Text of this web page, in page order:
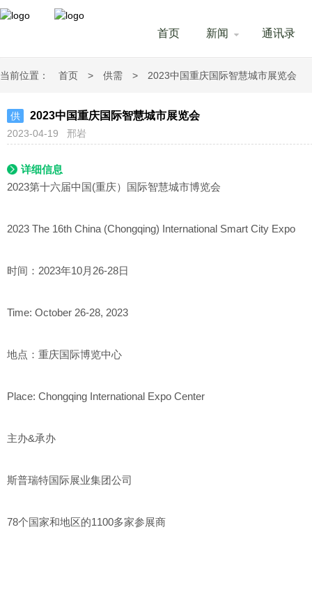
首页 新闻 通讯录
当前位置： 首页 > 供需 > 2023中国重庆国际智慧城市展览会
供 2023中国重庆国际智慧城市展览会
2023-04-19 邢岩
详细信息
2023第十六届中国(重庆）国际智慧城市博览会
2023 The 16th China (Chongqing) International Smart City Expo
时间：2023年10月26-28日
Time: October 26-28, 2023
地点：重庆国际博览中心
Place: Chongqing International Expo Center
主办&承办
斯普瑞特国际展业集团公司
78个国家和地区的1100多家参展商